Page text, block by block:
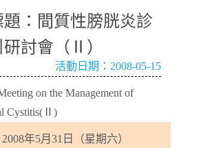
題：間質性膀胱炎診
討會（Ⅱ）
活動日期：2008-05-15
on the Management of
Cystitis(Ⅱ)
年5月31日（星期六）